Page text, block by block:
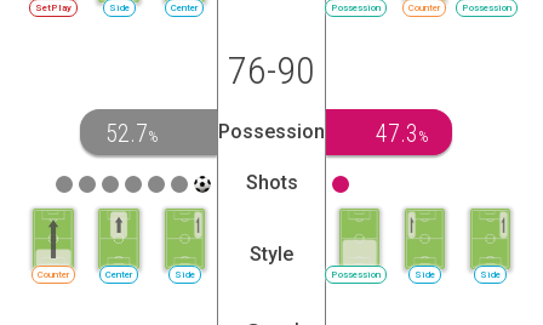
Center
Side
SetPlay Possession Counter Possession
76-90
52.7% Possession 47.3 %
Shots
Side
Center
Counter
Style
Possession Side Side